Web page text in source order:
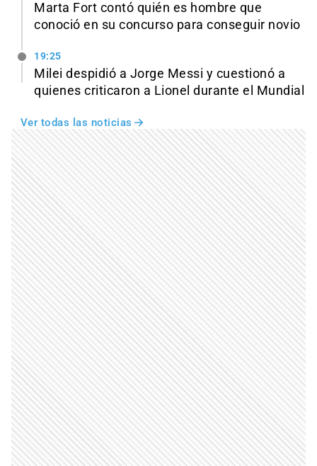
Marta Fort contó quién es hombre que
conoció en su concurso para conseguir novio
19:25
Milei despidió a Jorge Messi y cuestionó a
quienes criticaron a Lionel durante el Mundial
Ver todas las noticias